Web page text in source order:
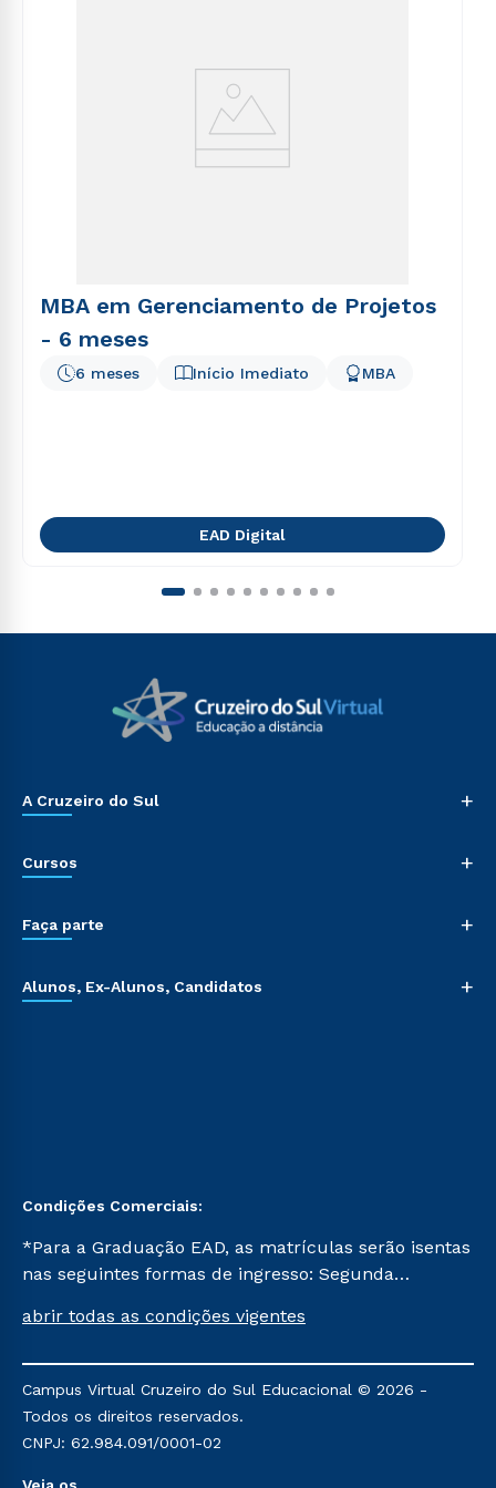
MBA em Gerenciamento de Projetos
- 6 meses
Início Imediato
6 meses MBA
EAD Digital
A Cruzeiro do Sul +
Cursos +
Faça parte +
Alunos, Ex-Alunos, Candidatos +
Condições Comerciais:
*Para a Graduação EAD, as matrículas serão isentas
nas seguintes formas de ingresso: Segunda
Já para as demais, a taxa de matrícula será de R$
mencionadas são referentes aos cursos: Ensino
Religioso, Geografia para a Docência e Metodologia
do Ensino de História: Questões Atuais.
abrir todas as condições vigentes
Campus Virtual Cruzeiro do Sul Educacional © 2026 -
Todos os direitos reservados.
CNPJ: 62.984.091/0001-02